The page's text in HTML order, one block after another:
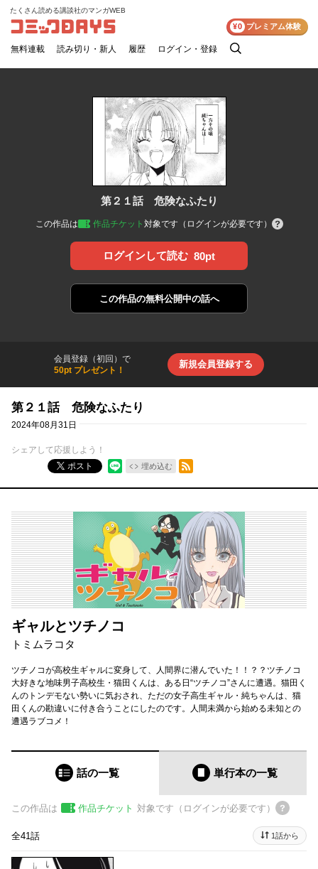
コミックDAYS
たくさん読める講談社のマンガWEB
無料連載 読み切り・新人 履歴 ログイン・登録
検
¥0 プレミアム体験
第２１話 危険なふたり
この作品は 作品チケット 対象です（ログインが必要です）
ログインして読む 80pt
この作品の無料公開中の話へ
会員登録（初回）で
50pt プレゼント！
新規会員登録する
第２１話 危険なふたり
2024年08月31日
シェアして応援しよう！
ポスト
埋め込む
RSSフィード
ギャルとツチノコ
トミムラコタ
ツチノコが高校生ギャルに変身して、人間界に潜んでいた！！？？ツチノコ
大好きな地味男子高校生・猫田くんは、ある日“ツチノコ”さんに遭遇。猫田く
んのトンデモない勢いに気おされ、ただの女子高生ギャル・純ちゃんは、猫
田くんの勘違いに付き合うことにしたのです。人間未満から始める未知との
遭遇ラブコメ！
話の一覧 単行本の一覧
この作品は 作品チケット 対象です（ログインが必要です）
全41話 1話から